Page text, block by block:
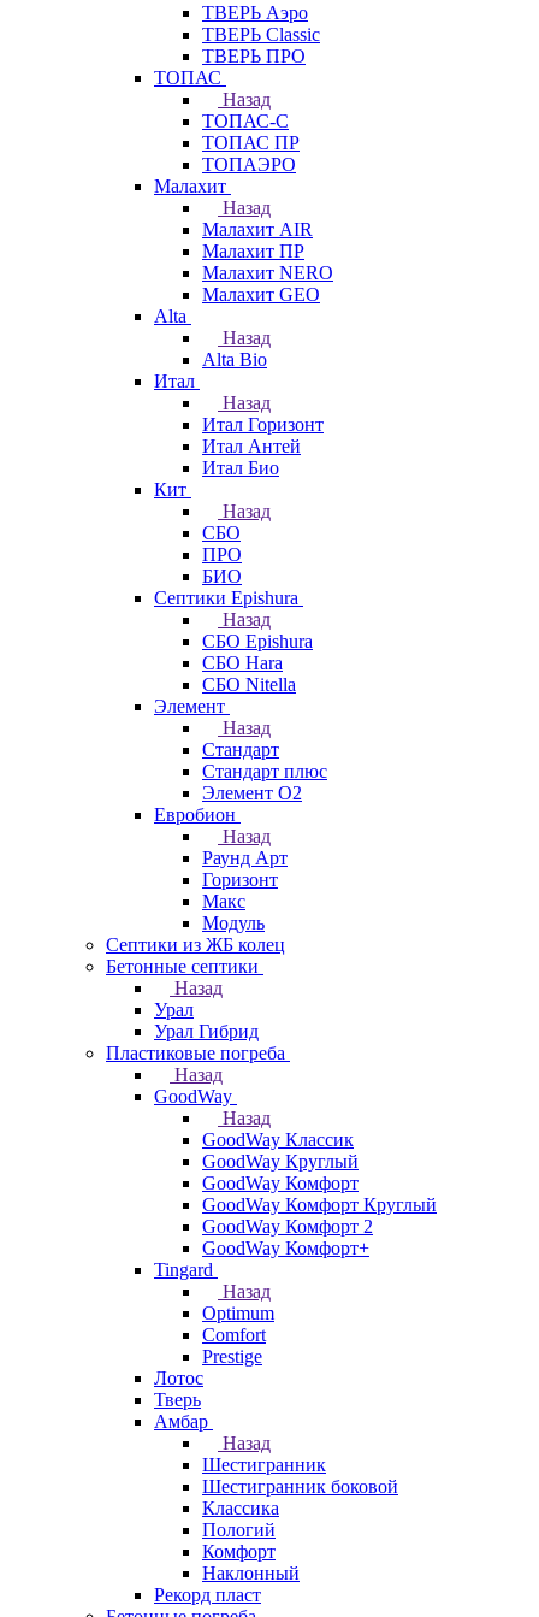
ТВЕРЬ Аэро
ТВЕРЬ Classic
ТВЕРЬ ПРО
ТОПАС
Назад
ТОПАС-С
ТОПАС ПР
ТОПАЭРО
Малахит
Назад
Малахит AIR
Малахит ПР
Малахит NERO
Малахит GEO
Alta
Назад
Alta Bio
Итал
Назад
Итал Горизонт
Итал Антей
Итал Био
Кит
Назад
СБО
ПРО
БИО
Септики Epishura
Назад
СБО Epishura
СБО Hara
СБО Nitella
Элемент
Назад
Стандарт
Стандарт плюс
Элемент О2
Евробион
Назад
Раунд Арт
Горизонт
Макс
Модуль
Септики из ЖБ колец
Бетонные септики
Назад
Урал
Урал Гибрид
Пластиковые погреба
Назад
GoodWay
Назад
GoodWay Классик
GoodWay Круглый
GoodWay Комфорт
GoodWay Комфорт Круглый
GoodWay Комфорт 2
GoodWay Комфорт+
Tingard
Назад
Optimum
Comfort
Prestige
Лотос
Тверь
Амбар
Назад
Шестигранник
Шестигранник боковой
Классика
Пологий
Комфорт
Наклонный
Рекорд пласт